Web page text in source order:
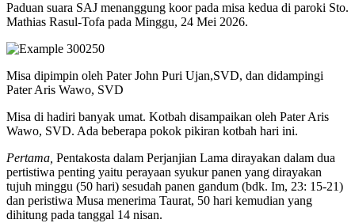
Paduan suara SAJ menanggung koor pada misa kedua di paroki Sto.
Mathias Rasul-Tofa pada Minggu, 24 Mei 2026.
Misa dipimpin oleh Pater John Puri Ujan,SVD, dan didampingi
Pater Aris Wawo, SVD
Misa di hadiri banyak umat. Kotbah disampaikan oleh Pater Aris
Wawo, SVD. Ada beberapa pokok pikiran kotbah hari ini.
Pertama, Pentakosta dalam Perjanjian Lama dirayakan dalam dua
pertistiwa penting yaitu perayaan syukur panen yang dirayakan
tujuh minggu (50 hari) sesudah panen gandum (bdk. Im, 23: 15-21)
dan peristiwa Musa menerima Taurat, 50 hari kemudian yang
dihitung pada tanggal 14 nisan.